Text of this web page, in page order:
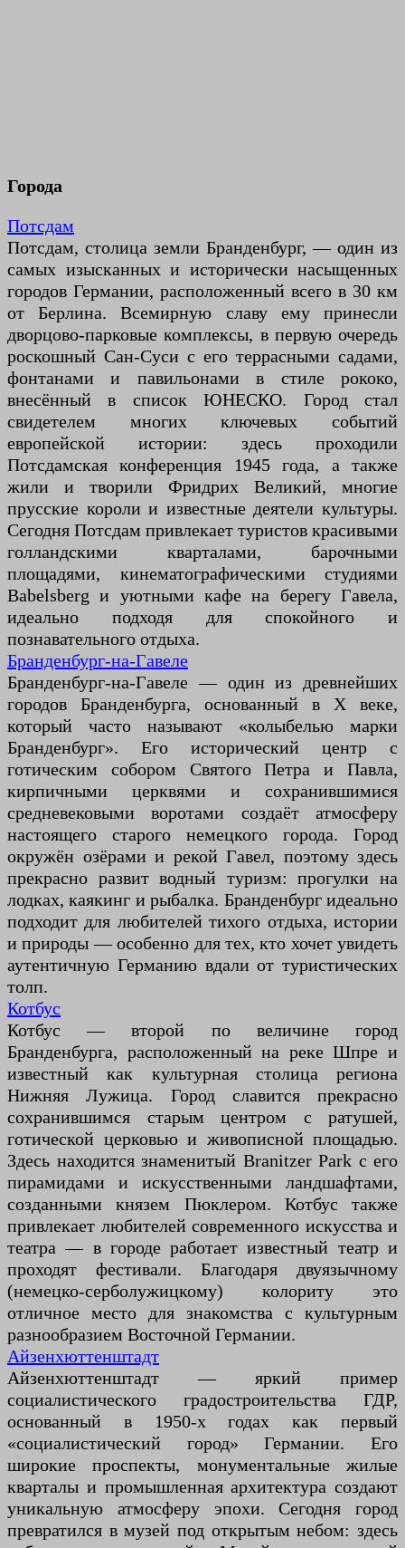
Города
Потсдам
Потсдам, столица земли Бранденбург, — один из
самых изысканных и исторически насыщенных
городов Германии, расположенный всего в 30 км
от Берлина. Всемирную славу ему принесли
дворцово-парковые комплексы, в первую очередь
роскошный Сан-Суси с его террасными садами,
фонтанами и павильонами в стиле рококо,
внесённый в список ЮНЕСКО. Город стал
свидетелем многих ключевых событий
европейской истории: здесь проходили
Потсдамская конференция 1945 года, а также
жили и творили Фридрих Великий, многие
прусские короли и известные деятели культуры.
Сегодня Потсдам привлекает туристов красивыми
голландскими кварталами, барочными
площадями, кинематографическими студиями
Babelsberg и уютными кафе на берегу Гавела,
идеально подходя для спокойного и
познавательного отдыха.
Бранденбург-на-Гавеле
Бранденбург-на-Гавеле — один из древнейших
городов Бранденбурга, основанный в X веке,
который часто называют «колыбелью марки
Бранденбург». Его исторический центр с
готическим собором Святого Петра и Павла,
кирпичными церквями и сохранившимися
средневековыми воротами создаёт атмосферу
настоящего старого немецкого города. Город
окружён озёрами и рекой Гавел, поэтому здесь
прекрасно развит водный туризм: прогулки на
лодках, каякинг и рыбалка. Бранденбург идеально
подходит для любителей тихого отдыха, истории
и природы — особенно для тех, кто хочет увидеть
аутентичную Германию вдали от туристических
толп.
Котбус
Котбус — второй по величине город
Бранденбурга, расположенный на реке Шпре и
известный как культурная столица региона
Нижняя Лужица. Город славится прекрасно
сохранившимся старым центром с ратушей,
готической церковью и живописной площадью.
Здесь находится знаменитый Branitzer Park с его
пирамидами и искусственными ландшафтами,
созданными князем Пюклером. Котбус также
привлекает любителей современного искусства и
театра — в городе работает известный театр и
проходят фестивали. Благодаря двуязычному
(немецко-серболужицкому) колориту это
отличное место для знакомства с культурным
разнообразием Восточной Германии.
Айзенхюттенштадт
Айзенхюттенштадт — яркий пример
социалистического градостроительства ГДР,
основанный в 1950-х годах как первый
«социалистический город» Германии. Его
широкие проспекты, монументальные жилые
кварталы и промышленная архитектура создают
уникальную атмосферу эпохи. Сегодня город
превратился в музей под открытым небом: здесь